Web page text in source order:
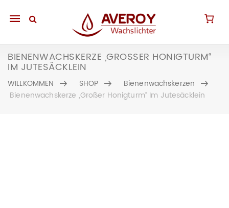
Mobile
BIENENWACHSKERZE „GROSSER HONIGTURM“ I
M JUTESÄCKLEIN
WILLKOMMEN SHOP
Bienenwachskerzen
Bienenwachskerze „Großer Honigturm“ Im Jutesäcklein